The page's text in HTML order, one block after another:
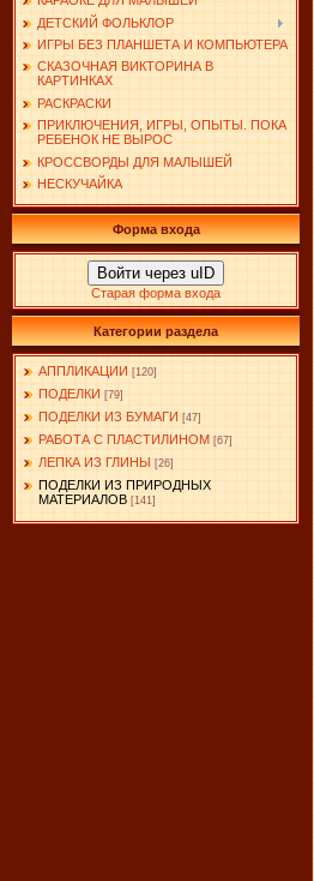
ДЕТСКИЙ ФОЛЬКЛОР
ИГРЫ БЕЗ ПЛАНШЕТА И КОМПЬЮТЕРА
СКАЗОЧНАЯ ВИКТОРИНА В
КАРТИНКАХ
РАСКРАСКИ
ПРИКЛЮЧЕНИЯ, ИГРЫ, ОПЫТЫ. ПОКА
РЕБЕНОК НЕ ВЫРОС
КРОССВОРДЫ ДЛЯ МАЛЫШЕЙ
НЕСКУЧАЙКА
Форма входа
Войти через uID
Старая форма входа
Категории раздела
АППЛИКАЦИИ [120]
ПОДЕЛКИ [79]
ПОДЕЛКИ ИЗ БУМАГИ [47]
РАБОТА С ПЛАСТИЛИНОМ [67]
ЛЕПКА ИЗ ГЛИНЫ [26]
ПОДЕЛКИ ИЗ ПРИРОДНЫХ
МАТЕРИАЛОВ [141]